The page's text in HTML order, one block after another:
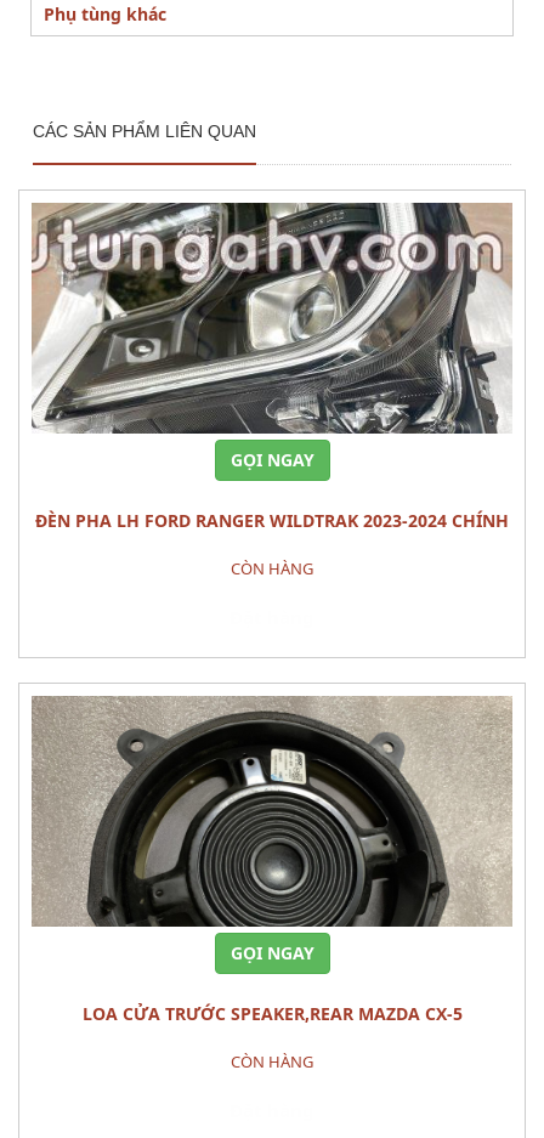
Phụ tùng khác
CÁC SẢN PHẨM LIÊN QUAN
GỌI NGAY
ĐÈN PHA LH FORD RANGER WILDTRAK 2023-2024 CHÍNH
CÒN HÀNG
GỌI NGAY
LOA CỬA TRƯỚC SPEAKER,REAR MAZDA CX-5
CÒN HÀNG